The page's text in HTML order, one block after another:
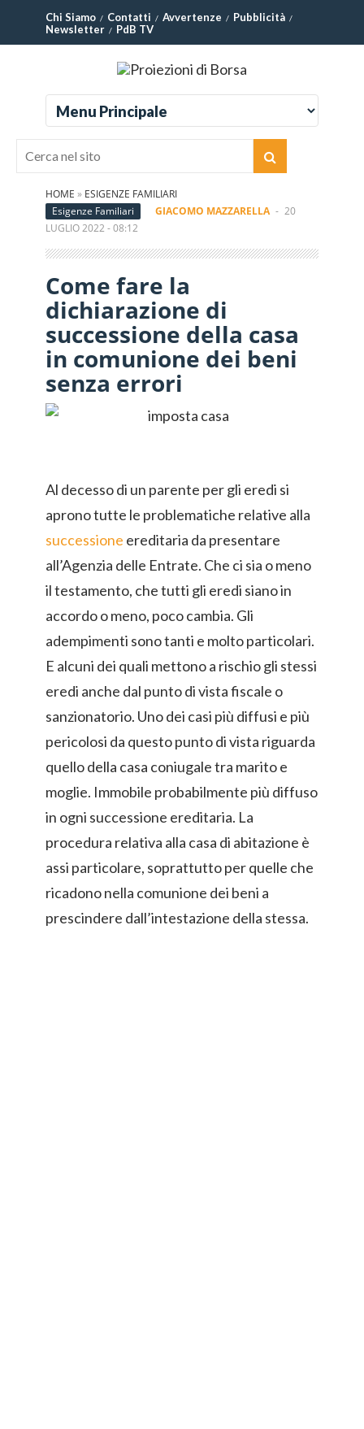
Chi Siamo Contatti Avvertenze
Pubblicità
Newsletter
PdB TV
HOME » ESIGENZE FAMILIARI
Esigenze Familiari
GIACOMO MAZZARELLA - 20
LUGLIO 2022 - 08:12
Come fare la
dichiarazione di
successione della casa
in comunione dei beni
senza errori
Al decesso di un parente per gli eredi si
aprono tutte le problematiche relative alla
successione ereditaria da presentare
all’Agenzia delle Entrate. Che ci sia o meno
il testamento, che tutti gli eredi siano in
accordo o meno, poco cambia. Gli
adempimenti sono tanti e molto particolari.
E alcuni dei quali mettono a rischio gli stessi
eredi anche dal punto di vista fiscale o
sanzionatorio. Uno dei casi più diffusi e più
pericolosi da questo punto di vista riguarda
quello della casa coniugale tra marito e
moglie. Immobile probabilmente più diffuso
in ogni successione ereditaria. La
procedura relativa alla casa di abitazione è
assi particolare, soprattutto per quelle che
ricadono nella comunione dei beni a
prescindere dall’intestazione della stessa.